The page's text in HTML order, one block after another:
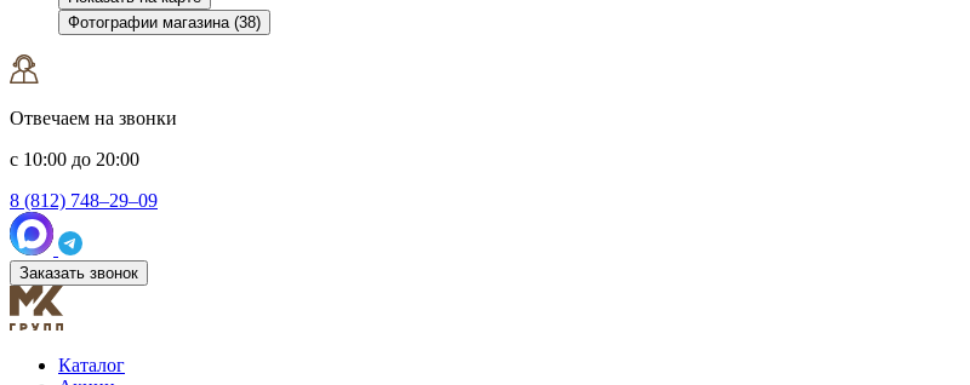
Фотографии магазина (38)
Отвечаем на звонки
с 10:00 до 20:00
8 (812) 748–29–09
Заказать звонок
Каталог